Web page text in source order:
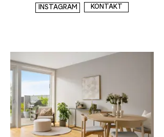
INSTAGRAM KONTAKT